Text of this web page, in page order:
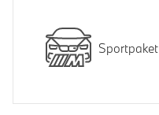
Sportpaket